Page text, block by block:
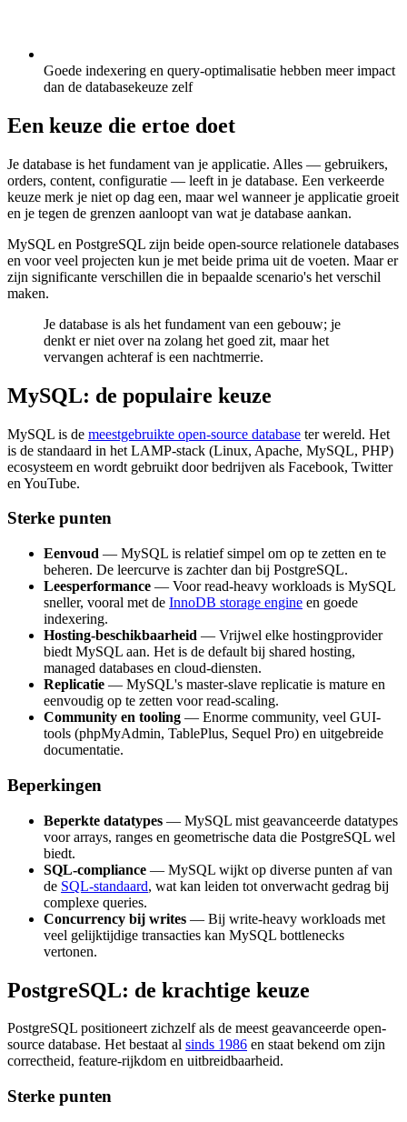
Goede indexering en query-optimalisatie hebben meer impact
dan de databasekeuze zelf
Een keuze die ertoe doet
Je database is het fundament van je applicatie. Alles — gebruikers,
orders, content, configuratie — leeft in je database. Een verkeerde
keuze merk je niet op dag een, maar wel wanneer je applicatie groeit
en je tegen de grenzen aanloopt van wat je database aankan.
MySQL en PostgreSQL zijn beide open-source relationele databases
en voor veel projecten kun je met beide prima uit de voeten. Maar er
zijn significante verschillen die in bepaalde scenario's het verschil
maken.
Je database is als het fundament van een gebouw; je
denkt er niet over na zolang het goed zit, maar het
vervangen achteraf is een nachtmerrie.
MySQL: de populaire keuze
MySQL is de meestgebruikte open-source database ter wereld. Het
is de standaard in het LAMP-stack (Linux, Apache, MySQL, PHP)
ecosysteem en wordt gebruikt door bedrijven als Facebook, Twitter
en YouTube.
Sterke punten
Eenvoud — MySQL is relatief simpel om op te zetten en te
beheren. De leercurve is zachter dan bij PostgreSQL.
Leesperformance — Voor read-heavy workloads is MySQL
sneller, vooral met de InnoDB storage engine en goede
indexering.
Hosting-beschikbaarheid — Vrijwel elke hostingprovider
biedt MySQL aan. Het is de default bij shared hosting,
managed databases en cloud-diensten.
Replicatie — MySQL's master-slave replicatie is mature en
eenvoudig op te zetten voor read-scaling.
Community en tooling — Enorme community, veel GUI-
tools (phpMyAdmin, TablePlus, Sequel Pro) en uitgebreide
documentatie.
Beperkingen
Beperkte datatypes — MySQL mist geavanceerde datatypes
voor arrays, ranges en geometrische data die PostgreSQL wel
biedt.
SQL-compliance — MySQL wijkt op diverse punten af van
de SQL-standaard, wat kan leiden tot onverwacht gedrag bij
complexe queries.
Concurrency bij writes — Bij write-heavy workloads met
veel gelijktijdige transacties kan MySQL bottlenecks
vertonen.
PostgreSQL: de krachtige keuze
PostgreSQL positioneert zichzelf als de meest geavanceerde open-
source database. Het bestaat al sinds 1986 en staat bekend om zijn
correctheid, feature-rijkdom en uitbreidbaarheid.
Sterke punten